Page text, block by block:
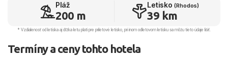
Pláž
200 m
Letisko (Rhodos)
39 km
* Vzdialenosť od letiska aj dľžka letu platí pre príletové letisko, pri inom odletovom letisku sa môžu tieto údaje líšiť.
Termíny a ceny tohto hotela